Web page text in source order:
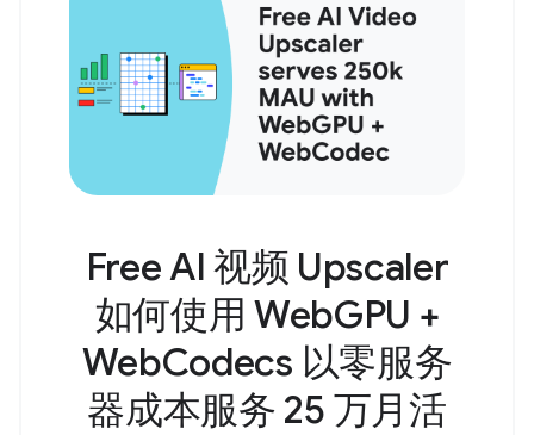
Free AI 视频 Upscaler
如何使用 WebGPU +
WebCodecs 以零服务
器成本服务 25 万月活